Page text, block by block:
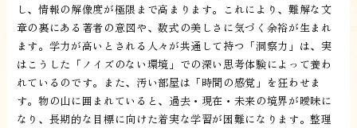
し、情報の解像度が極限まで高まります。これにより、難解な文
章の裏にある著者の意図や、数式の美しさに気づく余裕が生まれ
ます。学力が高いとされる人々が共通して持つ「洞察力」は、実
はこうした「ノイズのない環境」での深い思考体験によって養わ
れているのです。また、汚い部屋は「時間の感覚」を狂わせま
す。物の山に囲まれていると、過去・現在・未来の境界が曖昧に
なり、長期的な目標に向けた着実な学習が困難になります。整理